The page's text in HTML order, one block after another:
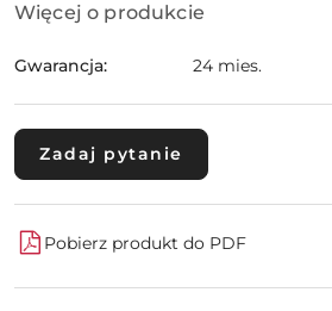
Więcej o produkcie
Gwarancja: 24 mies.
Zadaj pytanie
Pobierz produkt do PDF